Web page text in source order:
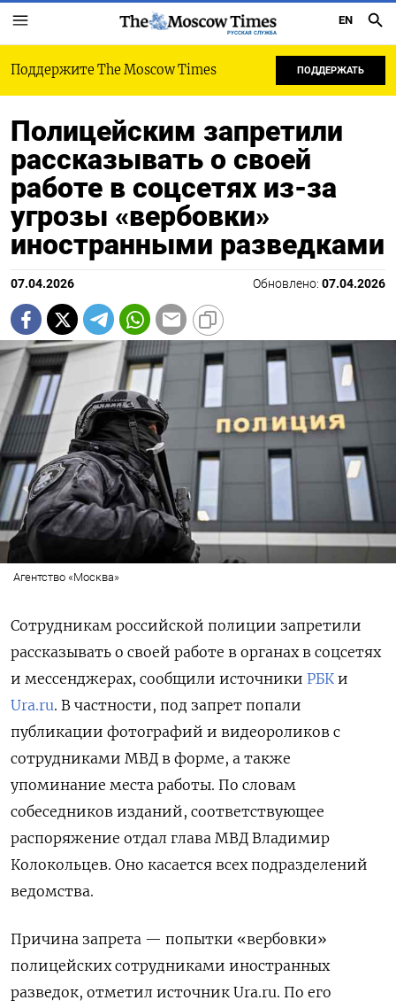
РУССКАЯ СЛУЖБА
EN
Поддержите The Moscow Times ПОДДЕРЖАТЬ
Полицейским запретили
рассказывать о своей
работе в соцсетях из-за
угрозы «вербовки»
иностранными разведками
07.04.2026 Обновлено: 07.04.2026
Агентство «Москва»
Сотрудникам российской полиции запретили
рассказывать о своей работе в органах в соцсетях
и мессенджерах, сообщили источники РБК и
Ura.ru. В частности, под запрет попали
публикации фотографий и видеороликов с
сотрудниками МВД в форме, а также
упоминание места работы. По словам
собеседников изданий, соответствующее
распоряжение отдал глава МВД Владимир
Колокольцев. Оно касается всех подразделений
ведомства.
Причина запрета — попытки «вербовки»
полицейских сотрудниками иностранных
разведок, отметил источник Ura.ru. По его